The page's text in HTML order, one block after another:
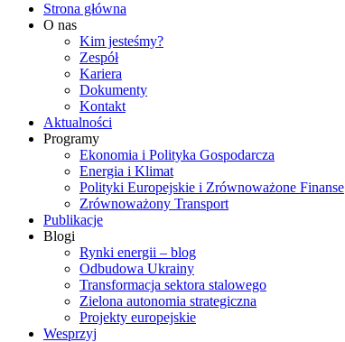
Strona główna
O nas
Kim jesteśmy?
Zespół
Kariera
Dokumenty
Kontakt
Aktualności
Programy
Ekonomia i Polityka Gospodarcza
Energia i Klimat
Polityki Europejskie i Zrównoważone Finanse
Zrównoważony Transport
Publikacje
Blogi
Rynki energii – blog
Odbudowa Ukrainy
Transformacja sektora stalowego
Zielona autonomia strategiczna
Projekty europejskie
Wesprzyj